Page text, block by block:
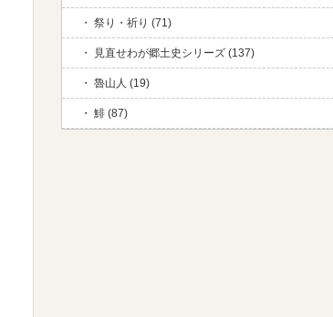
祭り・祈り (71)
見直せわが郷土史シリーズ (137)
魯山人 (19)
鯡 (87)